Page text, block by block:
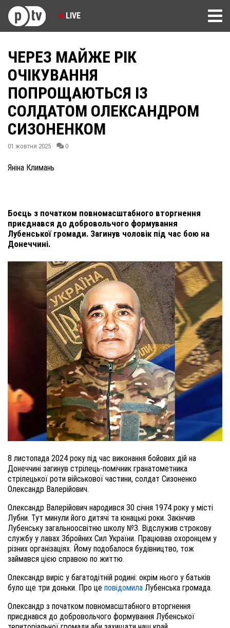
LIVE
ЧЕРЕЗ МАЙЖЕ РІК
ОЧІКУВАННЯ
ПОПРОЩАЮТЬСЯ ІЗ
СОЛДАТОМ ОЛЕКСАНДРОМ
СИЗОНЕНКОМ
01 жовтня 2025 0
Яніна Климань
Боєць з початком повномасштабного вторгнення
приєднався до добровольчого формування
Лубенської громади. Загинув чоловік під час бою на
Донеччині.
8 листопада 2024 року під час виконання бойових дій на
Донеччині загинув стрілець-помічник гранатометника
стрілецької роти військової частини, солдат Сизоненко
Олександр Валерійович.
Олександр Валерійович народився 30 січня 1974 року у місті
Лубни. Тут минули його дитячі та юнацькі роки. Закінчив
Лубенську загальноосвітню школу №3. Відслужив строкову
службу у лавах Збройних Сил України. Працював охоронцем у
різних організаціях. Йому подобалося будівництво, тож
займався цією справою по життю.
Олександр виріс у багатодітній родині: окрім нього у батьків
було ще три доньки. Про це повідомила Лубенська громада.
Олександр з початком повномасштабного вторгнення
приєднався до добровольчого формування Лубенської